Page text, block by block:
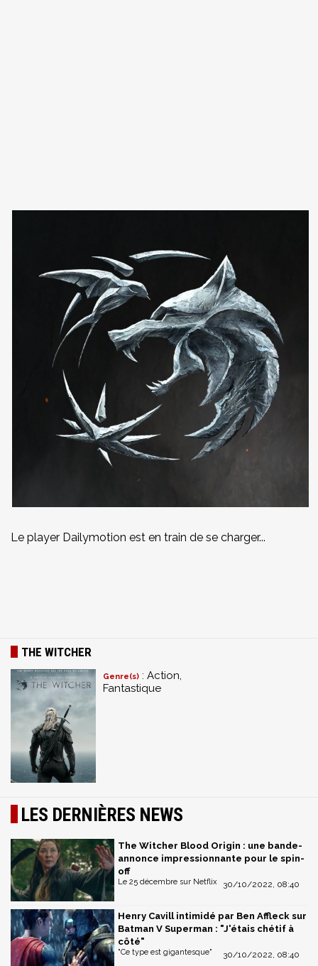
Le player Dailymotion est en train de se charger...
THE WITCHER
Genre(s) : Action,
Fantastique
LES DERNIÈRES NEWS
The Witcher Blood Origin : une bande-
annonce impressionnante pour le spin-
off
30/10/2022, 08:40
Le 25 décembre sur Netflix
Henry Cavill intimidé par Ben Affleck sur
Batman V Superman : "J'étais chétif à
côté"
30/10/2022, 08:40
"Ce type est gigantesque"